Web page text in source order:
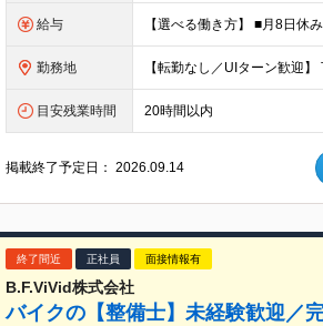
給与
勤務地
目安残業時間 20時間以内
掲載終了予定日：2026.09.14
終了間近 正社員 面接情報有
B.F.ViVid株式会社
バイクの【整備士】未経験歓迎／